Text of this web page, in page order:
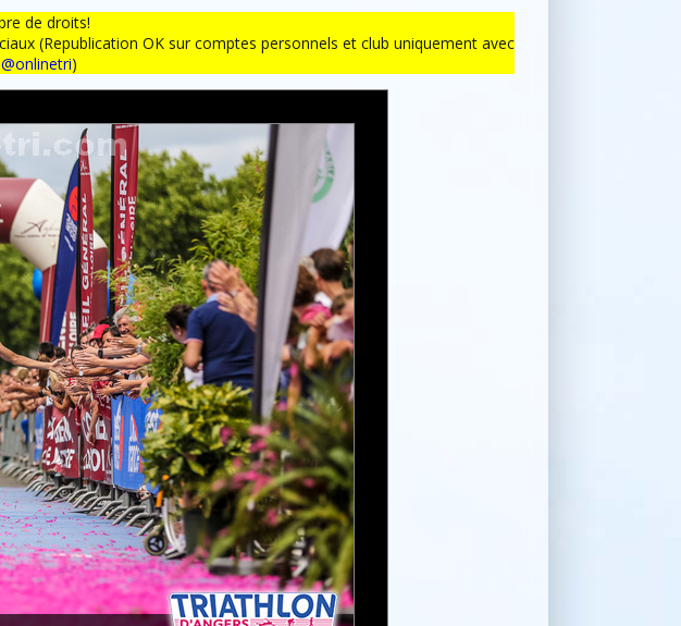
de droits!
(Republication OK sur comptes personnels et club uniquement avec
@onlinetri)